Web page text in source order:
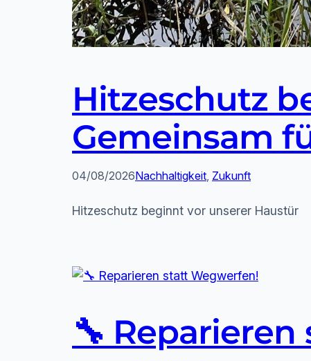
Hitzeschutz
Gemeinsam
04/08/2026Nachhaltigkeit, Zukunft
Hitzeschutz beginnt vor unserer Haustür
🔧